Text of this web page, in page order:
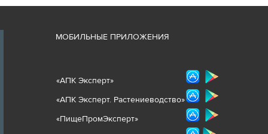
МОБИЛЬНЫЕ ПРИЛОЖЕНИЯ
«АПК Эксперт»
«АПК Эксперт. Растениеводство»
«ПищеПромЭксперт»